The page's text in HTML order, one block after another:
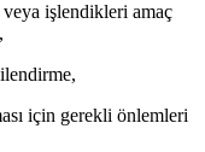
işlendikleri amaç
için gerekli önlemleri